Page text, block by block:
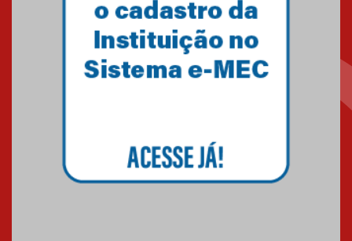
Como o Colégio Mackenzie
Brasília prepara seus
estudantes para o PAS antes
mesmo do Ensino Médio
04.08.2026